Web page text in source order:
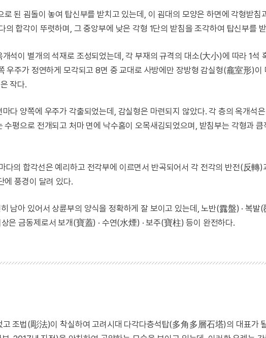
로 된 굄돌이 놓여 탑신부를 받치고 있는데, 이 굄대의 모양은 하면에 각형받침
의 합각이 뚜렷하며, 그 중앙부에 낮은 각형 1단의 받침을 조각하여 탑신부를
석이 별개의 석재로 조성되었는데, 각 부재의 규격의 대소(大小)에 따라 1석
우주가 정연하게 모각되고 8면 중 교대로 사방에만 장방형 감실형(龕室形)이
작다.
다 양쪽에 우주가 각출되었는데, 감실형은 마련되지 않았다. 각 층의 옥개석
수평으로 전개되고 처마 면에 낙수홈이 오목새김되었으며, 받침부는 각형과 큼
다의 합각선은 예리하고 전각부에 이르면서 반곡되어서 각 전각의 반전(反轉)
에 풍경이 달려 있다.
남아 있어서 상륜부의 양식을 정확하게 잘 보이고 있는데, 노반(露盤) · 복발
은 금동제로서 보개(寶蓋) · 수연(水煙) · 보주(寶柱) 등이 완전하다.
고 조법(彫法)이 착실하여 고려시대 다각다층석탑(多角多層石塔)의 대표가